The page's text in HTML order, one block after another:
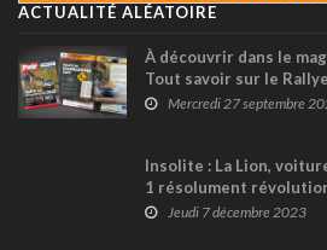
ACTUALITÉ ALÉATOIRE
À découvrir dans le
Tout savoir sur le
Mercredi 27 septembre
Insolite : La Lion,
1 résolument
Jeudi 7 décembre 2023